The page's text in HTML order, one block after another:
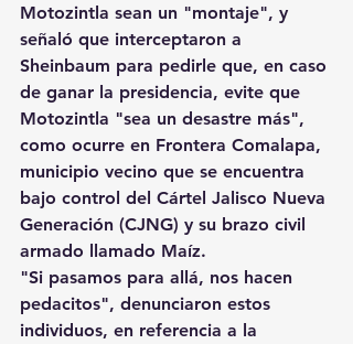
Motozintla sean un "montaje", y
señaló que interceptaron a
Sheinbaum para pedirle que, en caso
de ganar la presidencia, evite que
Motozintla "sea un desastre más",
como ocurre en Frontera Comalapa,
municipio vecino que se encuentra
bajo control del Cártel Jalisco Nueva
Generación (CJNG) y su brazo civil
armado llamado Maíz.
"Si pasamos para allá, nos hacen
pedacitos", denunciaron estos
individuos, en referencia a la